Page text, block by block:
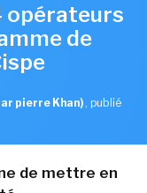
opérateurs
de
pierre Khan) , publié
de mettre en